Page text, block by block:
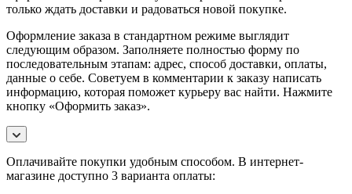
только ждать доставки и радоваться новой покупке.
Оформление заказа в стандартном режиме выглядит
следующим образом. Заполняете полностью форму по
последовательным этапам: адрес, способ доставки, оплаты,
данные о себе. Советуем в комментарии к заказу написать
информацию, которая поможет курьеру вас найти. Нажмите
кнопку «Оформить заказ».
Оплачивайте покупки удобным способом. В интернет-
магазине доступно 3 варианта оплаты: